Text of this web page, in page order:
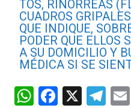
TOS, RINORREAS
CUADROS
QUE INDIQUE,
PODER QUE ELLOS
A SU DOMICILIO Y
MÉDICA SI SE
W F
X
T